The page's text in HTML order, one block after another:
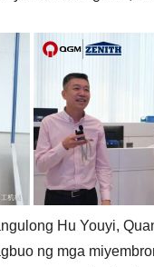
Hu Youyi,
ng mga